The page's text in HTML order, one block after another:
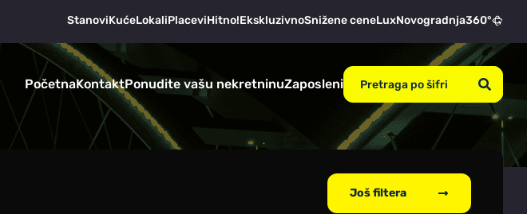
StanoviKućeLokaliPlaceviHitno!EkskluzivnoSnižene ceneLuxNovogradnja360°
PočetnaKontaktPonudite vašu nekretninuZaposleni
Još filtera